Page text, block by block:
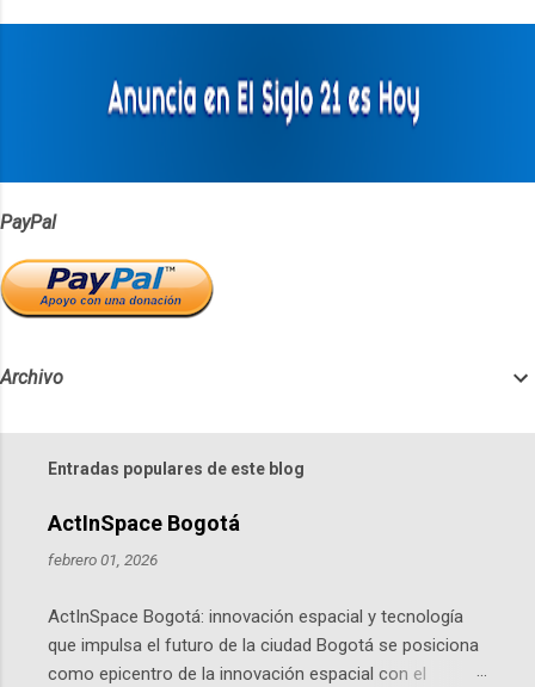
PayPal
Archivo
Entradas populares de este blog
ActInSpace Bogotá
febrero 01, 2026
ActInSpace Bogotá: innovación espacial y tecnología
que impulsa el futuro de la ciudad Bogotá se posiciona
como epicentro de la innovación espacial con el